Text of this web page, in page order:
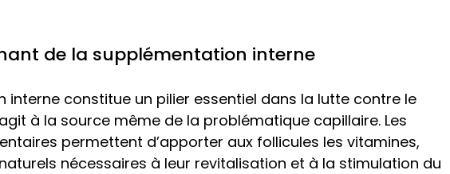
de la supplémentation interne
interne constitue un pilier essentiel dans la lutte contre le
à la source même de la problématique capillaire. Les
permettent d’apporter aux follicules les vitamines,
nécessaires à leur revitalisation et à la stimulation du